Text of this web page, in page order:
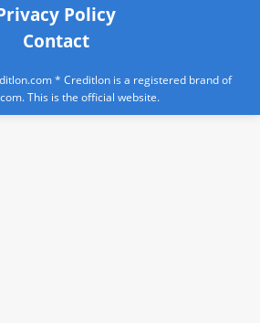
Policy
Contact
* Creditlon is a registered brand of
This is the official website.